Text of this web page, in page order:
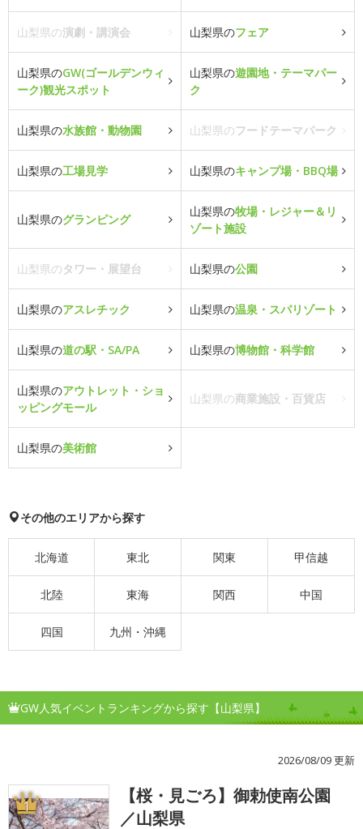
山梨県の演劇・講演会 山梨県のフェア
山梨県のGW(ゴールデンウィ
ーク)観光スポット
山梨県の遊園地・テーマパー
ク
山梨県の水族館・動物園 山梨県のフードテーマパーク
山梨県の工場見学 山梨県のキャンプ場・BBQ場
山梨県のグランピング
山梨県の牧場・レジャー＆リ
ゾート施設
山梨県のタワー・展望台 山梨県の公園
山梨県のアスレチック 山梨県の温泉・スパリゾート
山梨県の道の駅・SA/PA 山梨県の博物館・科学館
山梨県のアウトレット・ショ
ッピングモール
山梨県の商業施設・百貨店
山梨県の美術館
その他のエリアから探す
北海道 東北 関東 甲信越
北陸 東海 関西 中国
四国 九州・沖縄
GW人気イベントランキングから探す【山梨県】
2026/08/09 更新
1
【桜・見ごろ】御勅使南公園
／山梨県